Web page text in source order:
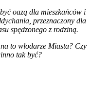
oazą dla mieszkańców i
przeznaczony dla
spędzonego z rodziną.
to włodarze Miasta? Czy
tak być?